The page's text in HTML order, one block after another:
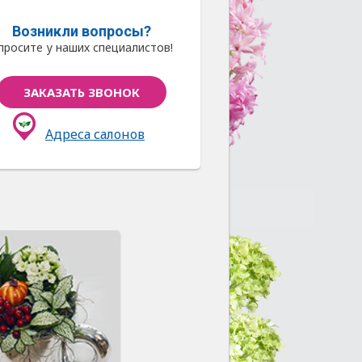
Возникли вопросы?
у наших специалистов!
ЗАКАЗАТЬ ЗВОНОК
Адреса салонов